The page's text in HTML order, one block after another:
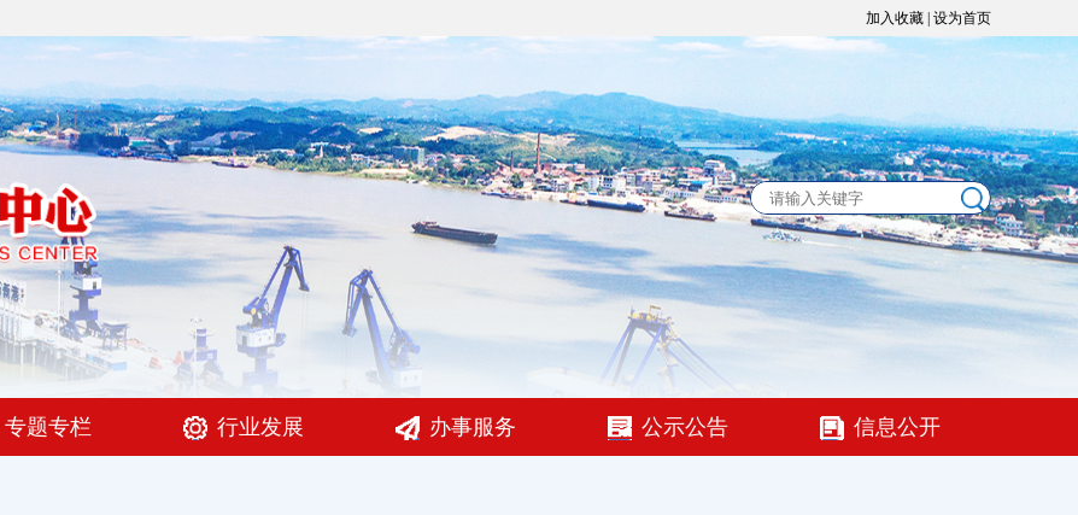
加入收藏 设为首页
专题专栏 行业发展 办事服务 公示公告 信息公开